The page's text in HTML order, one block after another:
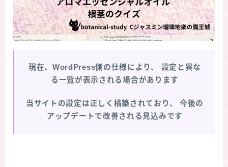
お知らせ
Cジャスミン瑠璃地楽の主な活動先リンク集
プロフィール
現在、WordPress側の仕様により、
設定と異な
る一覧が表示される場合があります
当サイトの設定は正しく構築されており、
今後の
アップデートで改善される見込みです